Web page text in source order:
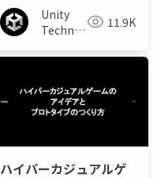
Unity
Technologies11.9K
ハイパーカジュアルゲ